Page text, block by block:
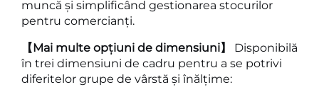
muncă și simplificând gestionarea stocurilor
pentru comercianți.
【Mai multe opțiuni de dimensiuni】 Disponibilă
în trei dimensiuni de cadru pentru a se potrivi
diferitelor grupe de vârstă și înălțime: